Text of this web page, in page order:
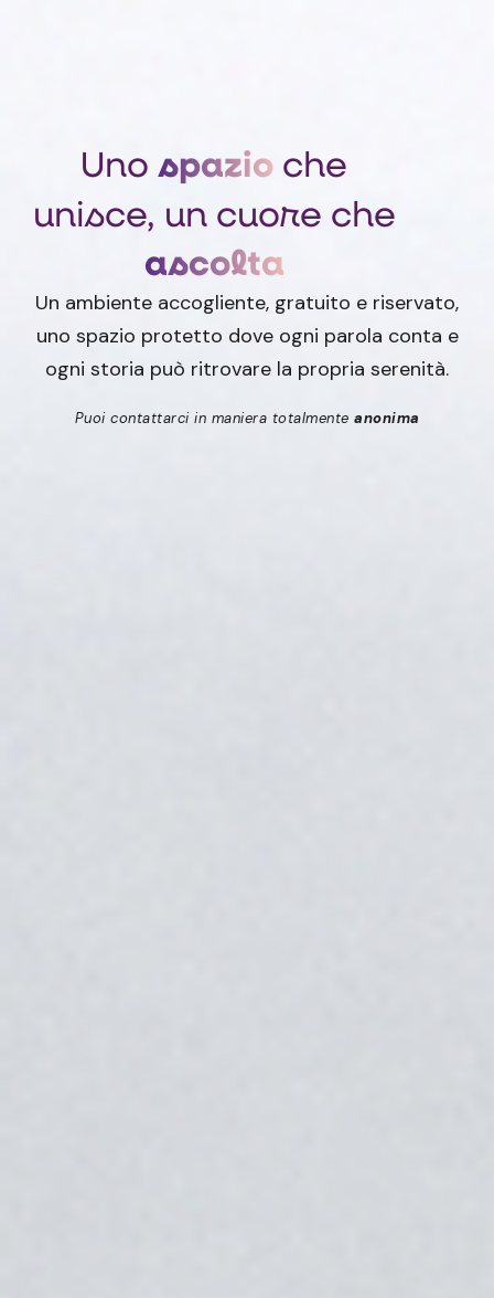
Uno spazio che
unisce, un cuore che
ascolta
Un ambiente accogliente, gratuito e riservato,
uno spazio protetto dove ogni parola conta e
ogni storia può ritrovare la propria serenità.
Puoi contattarci in maniera totalmente anonima